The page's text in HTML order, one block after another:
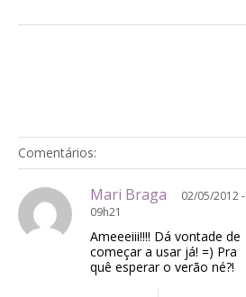
Comentários:
Mari Braga
02/05/2012 -
09h21
Ameeeiii!!!! Dá vontade de
começar a usar já! =) Pra
quê esperar o verão né?!